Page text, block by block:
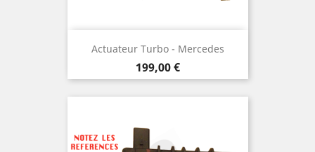
Actuateur Turbo - Mercedes
Prix
199,00 €